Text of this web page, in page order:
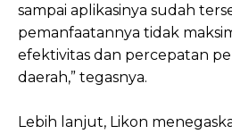
sampai aplikasinya sudah
pemanfaatannya tidak
efektivitas dan percepatan
daerah,” tegasnya.
Lebih lanjut, Likon